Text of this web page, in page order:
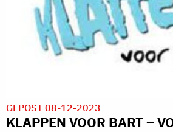
GEPOST 08-12-2023
KLAPPEN VOOR BART –